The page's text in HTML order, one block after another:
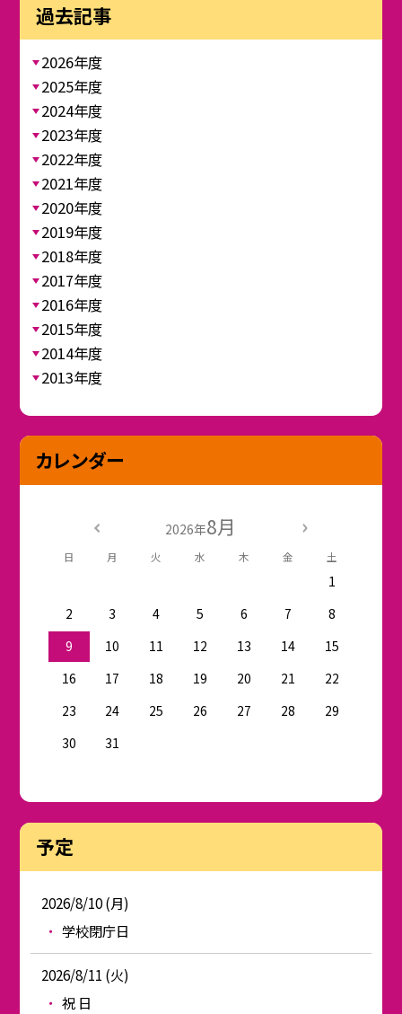
過去記事
2026年度
2025年度
2024年度
2023年度
2022年度
2021年度
2020年度
2019年度
2018年度
2017年度
2016年度
2015年度
2014年度
2013年度
カレンダー
2026年8月
日 月 火 水 木 金 土
1
2
3 4 5 6 7
8
9
10 11 12 13 14
15
16
17 18 19 20 21
22
23
24 25 26 27 28
29
30
31
予定
2026/8/10 (月)
学校閉庁日
2026/8/11 (火)
祝 日